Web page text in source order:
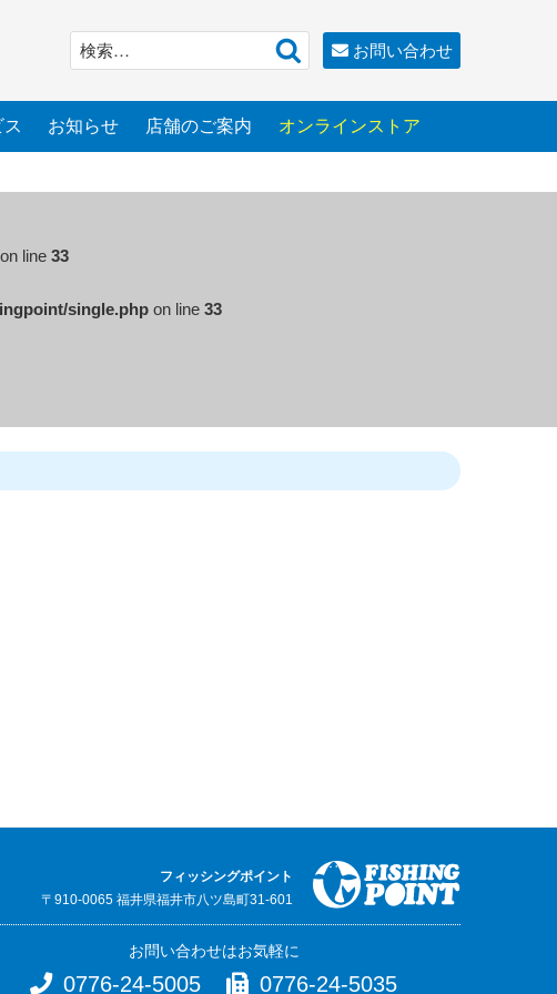
索:
お問い合わせ
お知らせ 店舗のご案内 オンラインストア
on line 33
single.php on line 33
フィッシングポイント
〒910-0065 福井県福井市八ツ島町31-601
お問い合わせはお気軽に
0776-24-5005 0776-24-5035